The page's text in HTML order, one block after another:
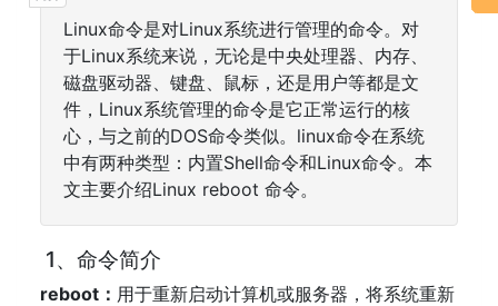
Linux命令是对Linux系统进行管理的命令。对
于Linux系统来说，无论是中央处理器、内存、
磁盘驱动器、键盘、鼠标，还是用户等都是文
件，Linux系统管理的命令是它正常运行的核
心，与之前的DOS命令类似。linux命令在系统
中有两种类型：内置Shell命令和Linux命令。本
文主要介绍Linux reboot 命令。
1、命令简介
reboot： 用于重新启动计算机或服务器，将系统重新